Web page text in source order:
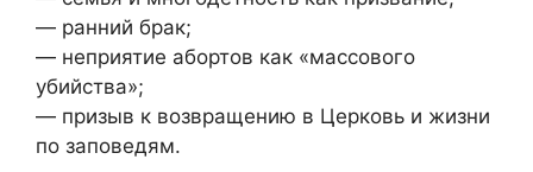
— ранний брак;
— неприятие абортов как «массового
убийства»;
— призыв к возвращению в Церковь и жизни
по заповедям.